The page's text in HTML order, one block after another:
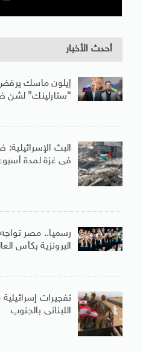
أحدث الأخبار
إيلون ماسك يرفض
“ستارلينك” لشن
البث
فى غزة لمدة
رسميا.. مصر تواجه
البرونزية بكأس
تفجيرات
اللبنانى بالجنوب